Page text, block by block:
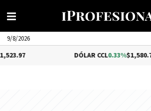
9/8/2026
0.33%$1,580.75